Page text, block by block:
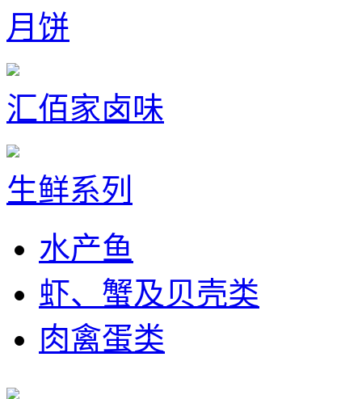
月饼
汇佰家卤味
生鲜系列
水产鱼
虾、蟹及贝壳类
肉禽蛋类